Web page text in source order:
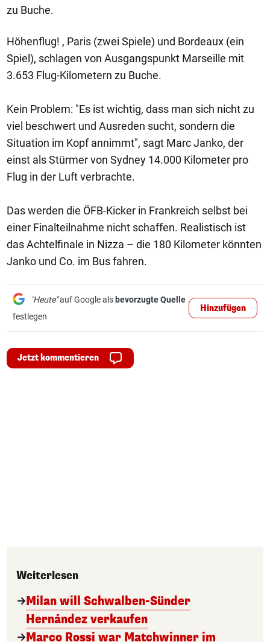
zu Buche.
Höhenflug! , Paris (zwei Spiele) und Bordeaux (ein
Spiel), schlagen von Ausgangspunkt Marseille mit
3.653 Flug-Kilometern zu Buche.
Kein Problem: "Es ist wichtig, dass man sich nicht zu
viel beschwert und Ausreden sucht, sondern die
Situation im Kopf annimmt", sagt Marc Janko, der
einst als Stürmer von Sydney 14.000 Kilometer pro
Flug in der Luft verbrachte.
Das werden die ÖFB-Kicker in Frankreich selbst bei
einer Finalteilnahme nicht schaffen. Realistisch ist
das Achtelfinale in Nizza – die 180 Kilometer könnten
Janko und Co. im Bus fahren.
"Heute"auf Google als bevorzugte Quelle
festlegen
Hinzufügen
Jetzt kommentieren
Weiterlesen
Milan will Schwalben-Sünder
Hernández verkaufen
Marco Rossi war Matchwinner im